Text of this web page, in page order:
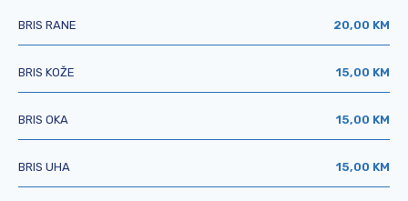
BRIS RANE 20,00 KM
BRIS KOŽE 15,00 KM
BRIS OKA 15,00 KM
BRIS UHA 15,00 KM